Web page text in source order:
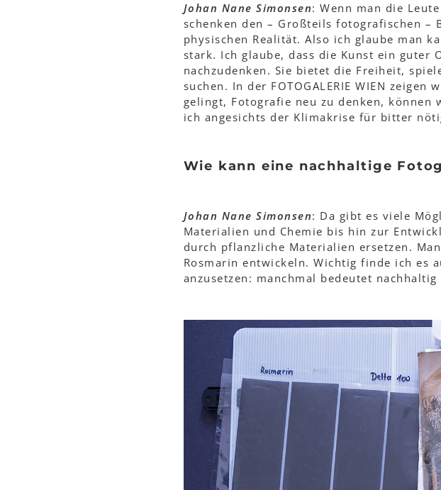
Johan Nane Simonsen: Wenn man die
schenken den – Großteils fotografischen
physischen Realität. Also ich glaube man
stark. Ich glaube, dass die Kunst ein guter
nachzudenken. Sie bietet die Freiheit,
suchen. In der FOTOGALERIE WIEN
gelingt, Fotografie neu zu denken, können
ich angesichts der Klimakrise für bitter
Wie kann eine nachhaltige
Johan Nane Simonsen: Da gibt es viele
Materialien und Chemie bis hin zur
durch pflanzliche Materialien ersetzen.
Rosmarin entwickeln. Wichtig finde ich es
anzusetzen: manchmal bedeutet